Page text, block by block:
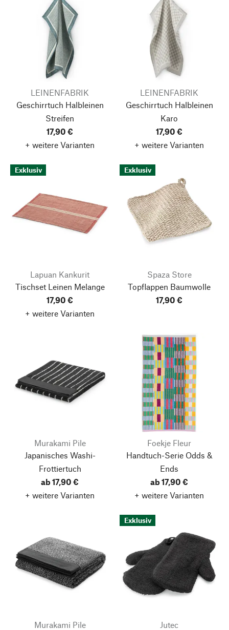
LEINENFABRIK
Geschirrtuch Halbleinen
Streifen
17,90 €
+ weitere Varianten
LEINENFABRIK
Geschirrtuch Halbleinen
Karo
17,90 €
+ weitere Varianten
Exklusiv
Lapuan Kankurit
Tischset Leinen Melange
17,90 €
+ weitere Varianten
Exklusiv
Spaza Store
Topflappen Baumwolle
17,90 €
Murakami Pile
Japanisches Washi-
Frottiertuch
ab 17,90 €
+ weitere Varianten
Foekje Fleur
Handtuch-Serie Odds &
Ends
ab 17,90 €
+ weitere Varianten
Murakami Pile
Exklusiv
Jutec